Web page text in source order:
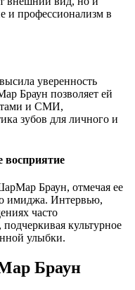
и профессионализм в
уверенность
Браун позволяет ей
и СМИ,
зубов для личного и
Браун, отмечая ее
имиджа. Интервью,
часто
культурное
улыбки.
Браун